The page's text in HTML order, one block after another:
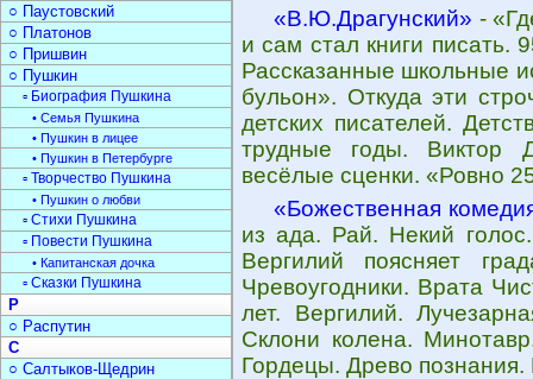
«В.Ю.Драгунский» -
и сам стал книги писать.
Рассказанные школьные
бульон». Откуда эти
детских писателей.
трудные годы. Виктор
весёлые сценки. «Ровно
«Божественная
из ада. Рай. Некий
Вергилий поясняет
Чревоугодники. Врата
лет. Вергилий.
Склони колена.
Гордецы. Древо
○ Паустовский
○ Платонов
○ Пришвин
○ Пушкин
▫ Биография Пушкина
• Семья Пушкина
• Пушкин в лицее
• Пушкин в Петербурге
▫ Творчество Пушкина
• Пушкин о любви
▫ Стихи Пушкина
▫ Повести Пушкина
• Капитанская дочка
▫ Сказки Пушкина
Р
○ Распутин
С
○ Салтыков-Щедрин